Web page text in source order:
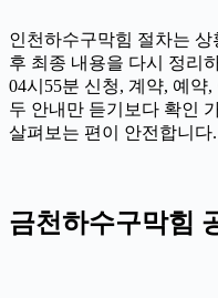
인천하수구막힘 절차는
후 최종 내용을 다시 정리
04시55분 신청, 계약, 예약
두 안내만 듣기보다 확인
살펴보는 편이 안전합니다.
금천하수구막힘